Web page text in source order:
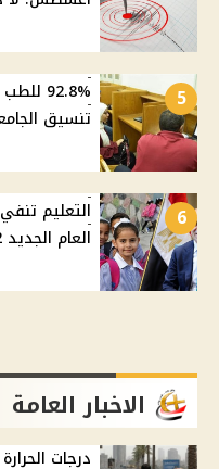
5
تنسيق الجامعات 2026 وأماكن
6
التعليم
العام الجديد 12 سبتمبر والدولية 6 سبتمبر
الاخبار العامة